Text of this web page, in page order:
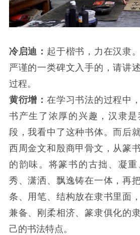
冷启迪： 起于楷书，力在汉隶
严谨的一类碑文入手的，请讲
过程。
黄衍增： 在学习书法的过程中
书产生了浓厚的兴趣，汉隶
段，我看中了这种书体。而后
西周金文和殷商甲骨文，从篆
的韵味。将篆书的古拙、凝
秀、潇洒、飘逸铸在一体，再
条、用笔、结构放在隶书里面
兼备、刚柔相济、篆隶俱化的
己的书法特点。